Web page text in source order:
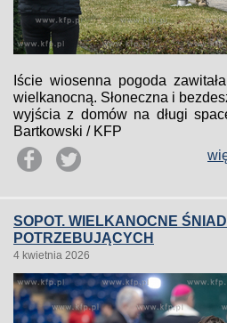
Iście wiosenna pogoda
wielkanocną. Słoneczna i
wyjścia z domów na długi
Bartkowski / KFP
SOPOT. WIELKANOCNE
POTRZEBUJĄCYCH
4 kwietnia 2026